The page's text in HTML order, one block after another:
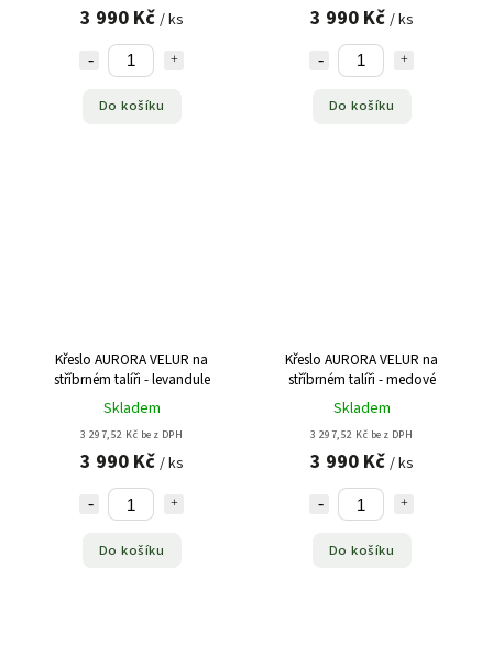
3 990 Kč / ks
Do košíku
3 990 Kč / ks
Do košíku
Křeslo AURORA VELUR na
stříbrném talíři - levandule
Skladem
3 297,52 Kč bez DPH
3 990 Kč / ks
Do košíku
Křeslo AURORA VELUR na
stříbrném talíři - medové
Skladem
3 297,52 Kč bez DPH
3 990 Kč / ks
Do košíku